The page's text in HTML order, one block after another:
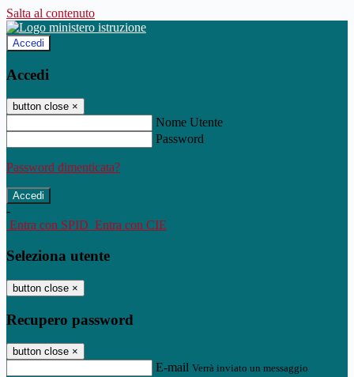
Salta al contenuto
Accedi
Accedi
button close ×
Nome Utente
Password
Password dimenticata?
-
Entra con SPID Entra con CIE
Seleziona utente
button close ×
Recupero password
button close ×
E-mail Verrà inviato un messaggio